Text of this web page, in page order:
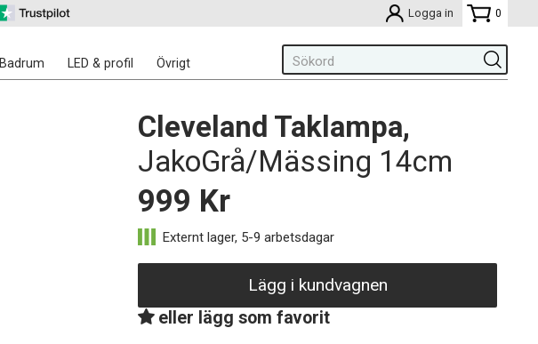
Logga in 0
Badrum LED & profil Övrigt
Cleveland Taklampa,
JakoGrå/Mässing 14cm
999 Kr
Lägg i kundvagnen
eller lägg som favorit